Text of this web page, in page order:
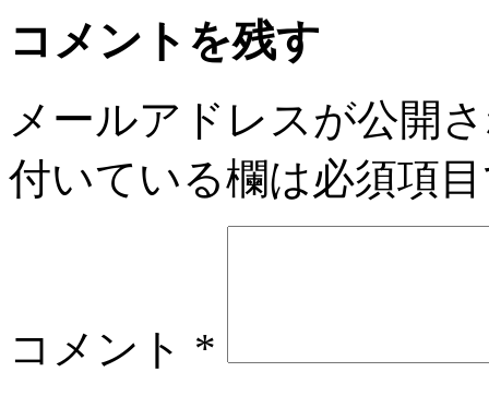
コメントを残す
メールアドレスが公開
付いている欄は必須項
コメント *